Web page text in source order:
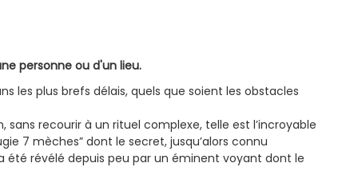
personne ou d'un lieu.
les plus brefs délais, quels que soient les obstacles
recourir à un rituel complexe, telle est l’incroyable
7 mèches” dont le secret, jusqu’alors connu
été révélé depuis peu par un éminent voyant dont le